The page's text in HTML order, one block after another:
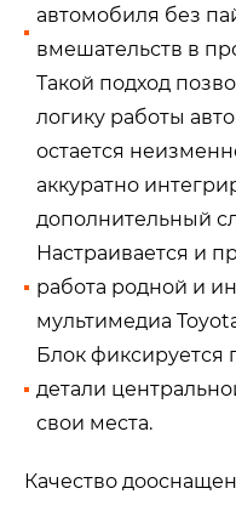
автомобиля без
вмешательств в
Такой подход
логику работы
остается
аккуратно
дополнительный
Настраивается и
работа родной и
мультимедиа
Блок фиксируется
детали
свои места.
Качество